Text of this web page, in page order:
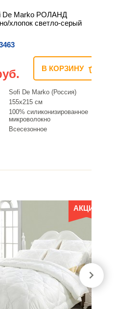
De Marko РОЛАНД
хлопок светло-серый
В КОРЗИНУ
Sofi De Marko (Россия)
155х215 см
100% силиконизированное
микроволокно
Всесезонное
АКЦИЯ